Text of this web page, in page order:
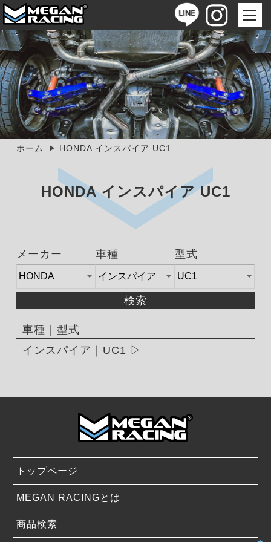
ホーム HONDA インスパイア UC1
HONDA インスパイア UC1
メーカー 車種 型式
検索
車種｜型式
インスパイア｜UC1
トップページ
MEGAN RACINGとは
商品検索